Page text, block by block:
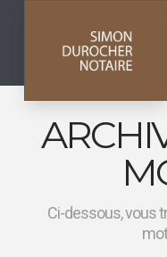
Ci-dessous, vous